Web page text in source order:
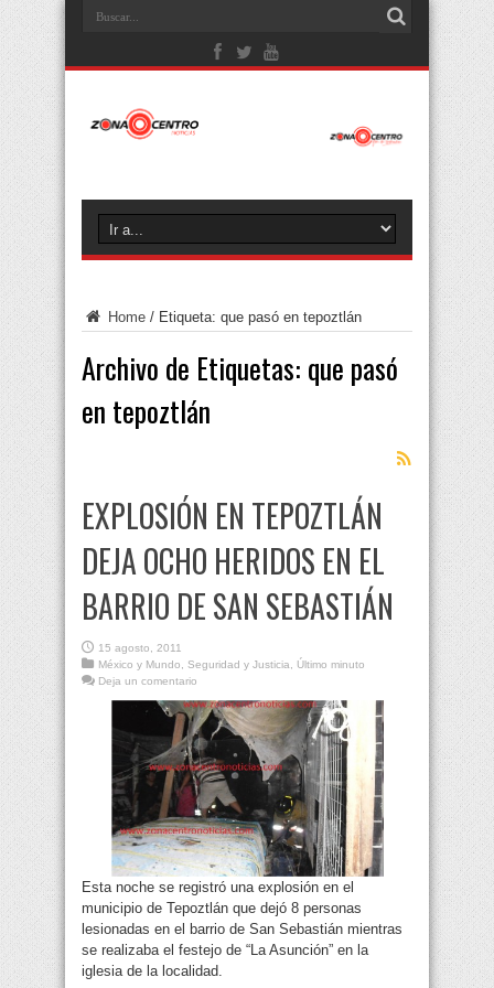
Home / Etiqueta: que pasó en tepoztlán
Archivo de Etiquetas: que pasó
en tepoztlán
EXPLOSIÓN EN TEPOZTLÁN
DEJA OCHO HERIDOS EN EL
BARRIO DE SAN SEBASTIÁN
15 agosto, 2011
México y Mundo, Seguridad y Justicia, Último minuto
Deja un comentario
Esta noche se registró una explosión en el
municipio de Tepoztlán que dejó 8 personas
lesionadas en el barrio de San Sebastián mientras
se realizaba el festejo de “La Asunción” en la
iglesia de la localidad.